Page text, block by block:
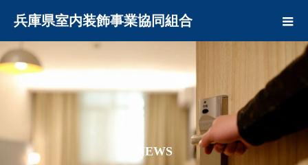
兵庫県室内装飾事業協同組合
NEWS